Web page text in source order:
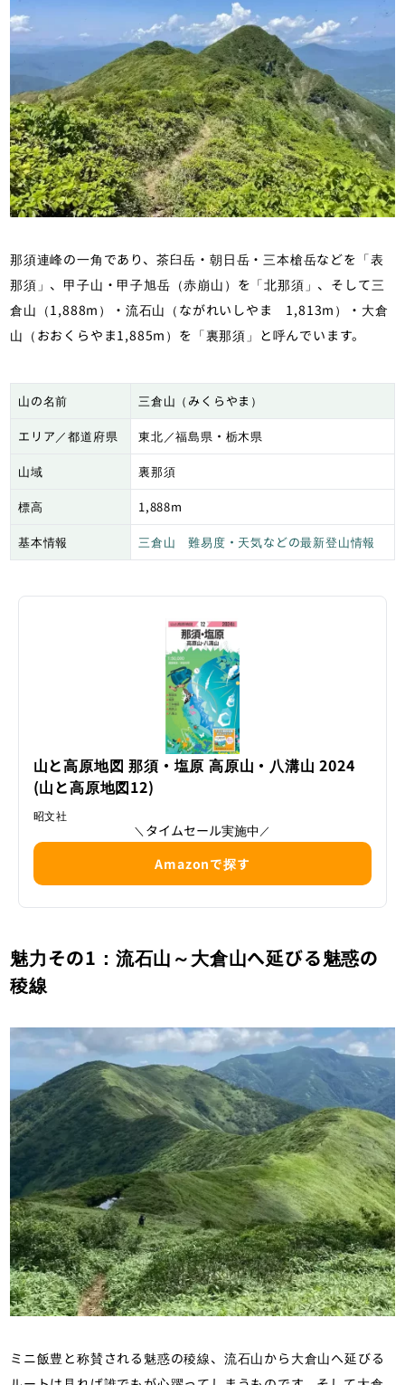
那須連峰の一角であり、茶臼岳・朝日岳・三本槍岳などを「表
那須」、甲子山・甲子旭岳（赤崩山）を「北那須」、そして三
倉山（1,888m）・流石山（ながれいしやま 1,813m）・大倉
山（おおくらやま1,885m）を「裏那須」と呼んでいます。
山の名前 三倉山（みくらやま）
エリア／都道府県 東北／福島県・栃木県
山域 裏那須
標高 1,888m
基本情報 三倉山 難易度・天気などの最新登山情報
山と高原地図 那須・塩原 高原山・八溝山 2024
(山と高原地図12)
昭文社
＼ タイムセール実施中／
Amazonで探す
魅力その1：流石山～大倉山へ延びる魅惑の
稜線
ミニ飯豊と称賛される魅惑の稜線、流石山から大倉山へ延びる